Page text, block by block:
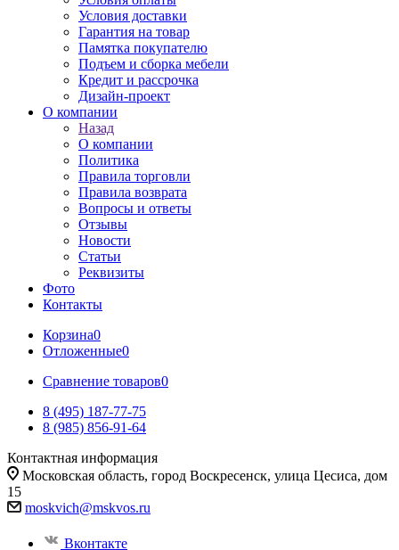
Условия доставки
Гарантия на товар
Памятка покупателю
Подъем и сборка мебели
Кредит и рассрочка
Дизайн-проект
О компании
Назад
О компании
Политика
Правила торговли
Правила возврата
Вопросы и ответы
Отзывы
Новости
Статьи
Реквизиты
Фото
Контакты
Корзина0
Отложенные0
Сравнение товаров0
8 (495) 187-77-75
8 (985) 856-91-64
Контактная информация
Московская область, город Воскресенск, улица Цесиса, дом
15
moskvich@mskvos.ru
Вконтакте